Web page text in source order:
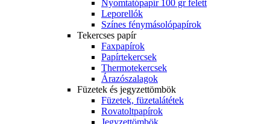
Nyomtatópapír 100 gr felett
Leporellók
Színes fénymásolópapírok
Tekercses papír
Faxpapírok
Papírtekercsek
Thermotekercsek
Árazószalagok
Füzetek és jegyzettömbök
Füzetek, füzetalátétek
Rovatoltpapírok
Jegyzettömbök